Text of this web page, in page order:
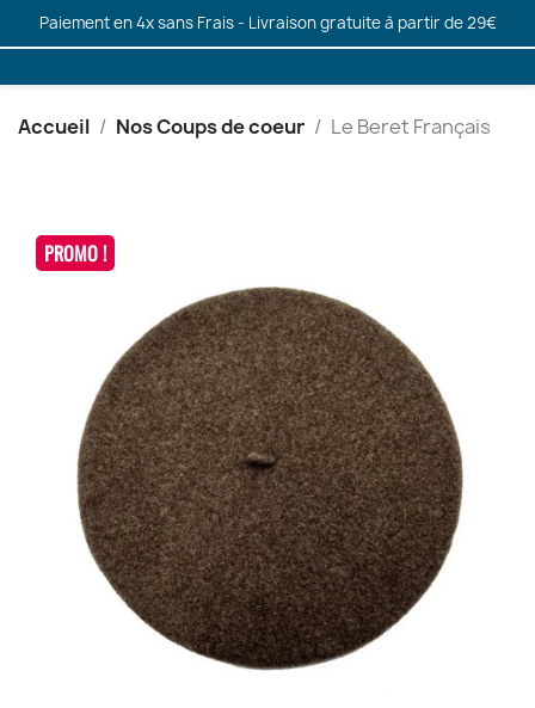
Paiement en 4x sans Frais - Livraison gratuite à partir de 29€
Accueil Nos Coups de coeur Le Beret Français
PROMO !